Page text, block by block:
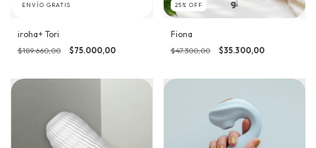
ENVÍO GRATIS
iroha+ Tori
$189.660,00 $75.000,00
25 % OFF
Fiona
$47.300,00 $35.300,00